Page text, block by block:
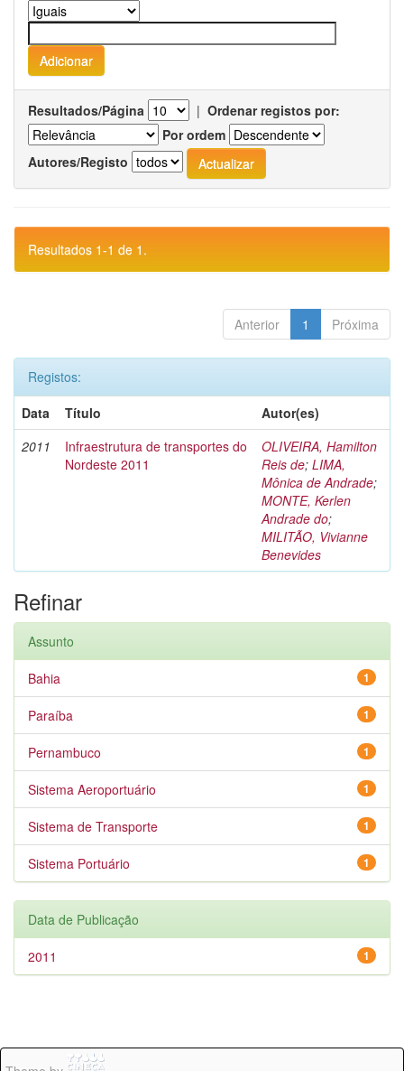
Resultados/Página | Ordenar registos por:
Por ordem
Autores/Registo
Resultados 1-1 de 1.
Anterior 1 Próxima
Registos:
Data
Título
Autor(es)
2011
Infraestrutura de transportes do
Nordeste 2011
OLIVEIRA, Hamilton
Reis de; LIMA,
Mônica de Andrade;
MONTE, Kerlen
Andrade do;
MILITÃO, Vivianne
Benevides
Refinar
Assunto
1
Bahia
1
Paraíba
1
Pernambuco
1
Sistema Aeroportuário
1
Sistema de Transporte
1
Sistema Portuário
Data de Publicação
1
2011